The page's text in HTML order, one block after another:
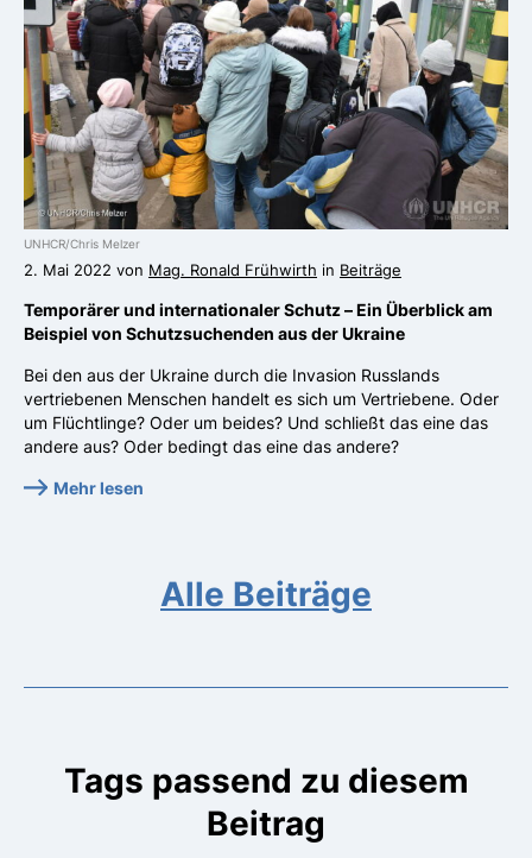
UNHCR/Chris Melzer
2. Mai 2022 von Mag. Ronald Frühwirth in Beiträge
Temporärer und internationaler Schutz – Ein Überblick am
Beispiel von Schutzsuchenden aus der Ukraine
Bei den aus der Ukraine durch die Invasion Russlands
vertriebenen Menschen handelt es sich um Vertriebene. Oder
um Flüchtlinge? Oder um beides? Und schließt das eine das
andere aus? Oder bedingt das eine das andere?
Mehr lesen
Alle Beiträge
Tags passend zu diesem
Beitrag